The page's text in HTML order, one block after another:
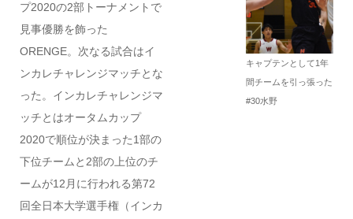
プ2020の2部トーナメントで
見事優勝を飾った
ORENGE。次なる試合はイ
ンカレチャレンジマッチとな
った。インカレチャレンジマ
ッチとはオータムカップ
2020で順位が決まった1部の
下位チームと2部の上位のチ
ームが12月に行われる第72
回全日本大学選手権（インカ
キャプテンとして1年
間チームを引っ張った
#30水野